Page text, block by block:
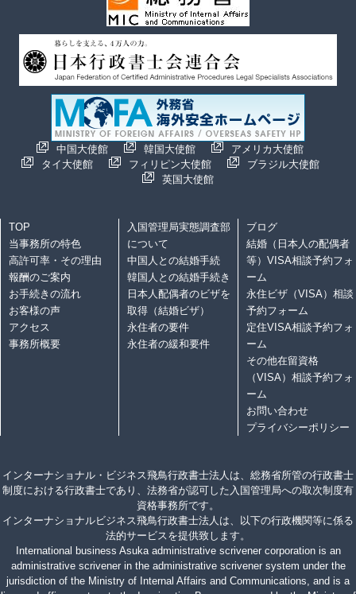
中国大使館 韓国大使館
アメリカ大使館
タイ大使館
フィリピン大使館
ブラジル大使館
英国大使館
TOP
当事務所の特色
高許可率・その理由
報酬のご案内
お手続きの流れ
お客様の声
アクセス
事務所概要
入国管理局実態調査部
について
中国人との結婚手続
韓国人との結婚手続き
日本人配偶者のビザを
取得（結婚ビザ）
永住者の要件
永住者の緩和要件
ブログ
結婚（日本人の配偶者
等）VISA相談予約フォ
ーム
永住ビザ（VISA）相談
予約フォーム
定住VISA相談予約フォ
ーム
その他在留資格
（VISA）相談予約フォ
ーム
お問い合わせ
プライバシーポリシー
インターナショナル・ビジネス飛鳥行政書士法人は、総務省所管の行政書士
制度における行政書士であり、法務省が認可した入国管理局への取次制度有
資格事務所です。
インターナショナルビジネス飛鳥行政書士法人は、以下の行政機関等に係る
法的サービスを提供致します。
International business Asuka administrative scrivener corporation is an
administrative scrivener in the administrative scrivener system under the
jurisdiction of the Ministry of Internal Affairs and Communications, and is a